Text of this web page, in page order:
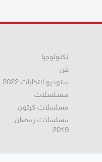
تكنولوجيا
فن
ستوديو انتخابات 2022
مـسـلسـلات
مسلسلات كرتون
مسلسلات رمضان
2019